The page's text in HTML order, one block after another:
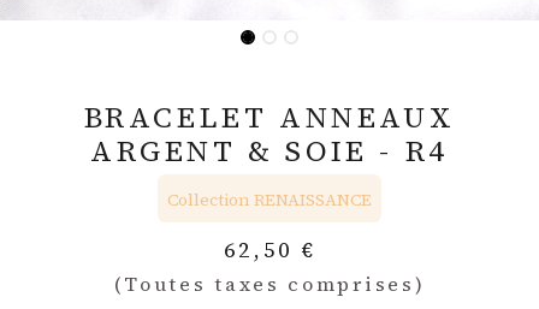
BRACELET ANNEAUX
ARGENT & SOIE - R4
Collection RENAISSANCE
62,50 €
(Toutes taxes comprises)